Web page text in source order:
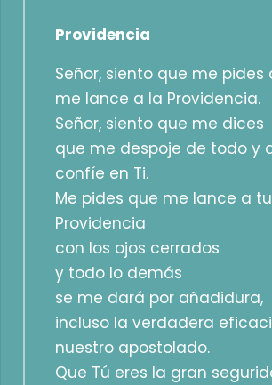
Providencia
Señor, siento que me pides
me lance a la Providencia.
Señor, siento que me dices
que me despoje de todo y
confíe en Ti.
Me pides que me lance a tu
Providencia
con los ojos cerrados
y todo lo demás
se me dará por añadidura,
incluso la verdadera
nuestro apostolado.
Que Tú eres la gran